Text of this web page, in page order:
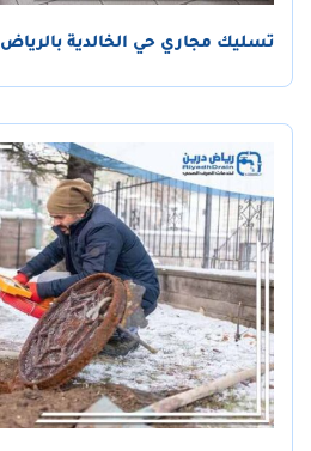
تسليك مجاري حي الخالدية بالرياض